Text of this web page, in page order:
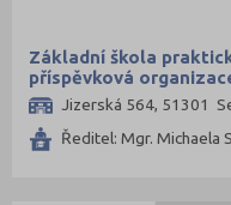
Základní škola
příspěvková
Jizerská 564, 51301
Ředitel: Mgr. Michaela